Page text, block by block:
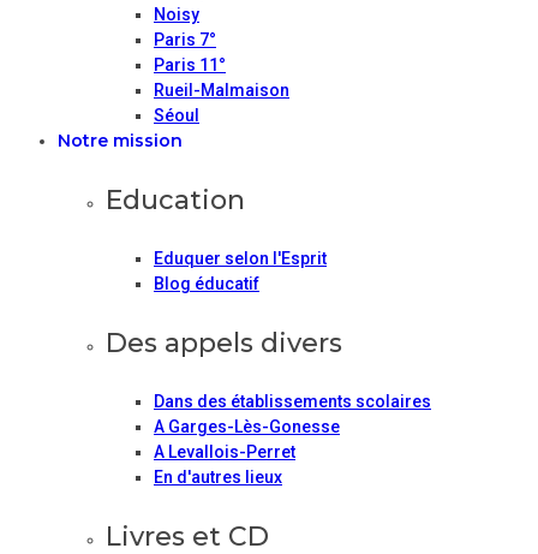
Noisy
Paris 7°
Paris 11°
Rueil-Malmaison
Séoul
Notre mission
Education
Eduquer selon l'Esprit
Blog éducatif
Des appels divers
Dans des établissements scolaires
A Garges-Lès-Gonesse
A Levallois-Perret
En d'autres lieux
Livres et CD